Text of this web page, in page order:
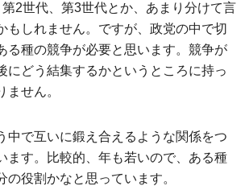
2世代、第3世代とか、あまり分けて言
もしれません。ですが、政党の中で切
る種の競争が必要と思います。競争が
にどう結集するかというところに持っ
ません。
中で互いに鍛え合えるような関係をつ
ます。比較的、年も若いので、ある種
の役割かなと思っています。